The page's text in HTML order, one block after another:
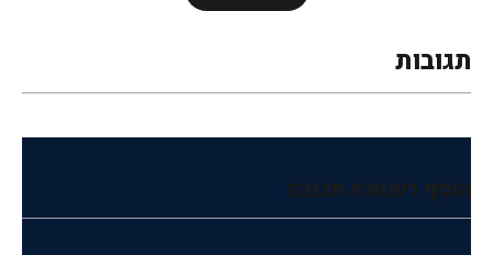
תגובות
הוסף רשומת תגובה